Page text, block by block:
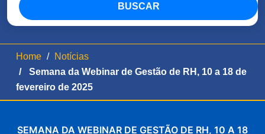
BUSCAR
Home
Notícias
Semana da Webinar de Gestão de RH, 10 a 18 de
fevereiro de 2025
SEMANA DA WEBINAR DE GESTÃO DE RH, 10 A 18